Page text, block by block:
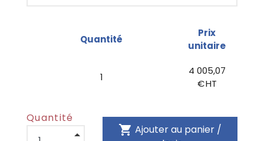
Quantité
Prix
unitaire
1
4 005,07
€ HT
Quantité
shopping_cart Ajouter au panier /